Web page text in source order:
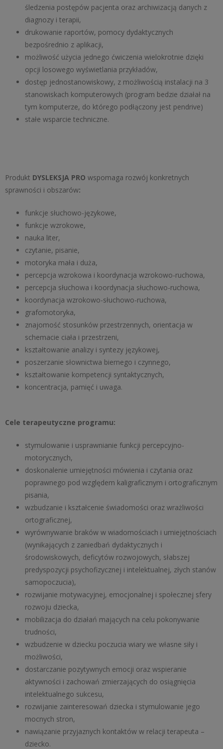
śledzenia postępów pacjenta oraz archiwizacją danych z
diagnozy i terapii,
drukowanie raportów, pomocy dydaktycznych
bezpośrednio z aplikacji,
możliwość użycia jednego ćwiczenia wielokrotnie dzięki
opcji losowego wyświetlania przykładów,
dostęp jednostanowiskowy, z możliwością instalacji na 3
stanowiskach komputerowych (program bedzie działał na
tym komputerze, do którego podłączony jest pendrive)
stałe wsparcie techniczne.
Produkt DYSLEKSJA PRO wspomaga rozwój konkretnych
sprawności i obszarów:
funkcje słuchowo-językowe,
funkcje wzrokowe,
nauka liter,
czytanie, pisanie,
motoryka mała i duża,
percepcja wzrokowa i koordynacja wzrokowo-ruchowa,
percepcja słuchowa i koordynacja słuchowo-ruchowa,
koordynacja wzrokowo-słuchowo-ruchowa,
grafomotoryka,
znajomość stosunków przestrzennych, orientacja w
schemacie ciała i przestrzeni,
kształtowanie analizy i syntezy językowej,
poszerzanie słownictwa biernego i czynnego,
kształtowanie kompetencji syntaktycznych,
koncentracja, pamięć i uwaga.
Cele terapeutyczne programu:
stymulowanie i usprawnianie funkcji percepcyjno-
motorycznych,
doskonalenie umiejętności mówienia i czytania oraz
poprawnego pod względem kaligraficznym i ortograficznym
pisania,
wzbudzanie i kształcenie świadomości oraz wrażliwości
ortograficznej,
wyrównywanie braków w wiadomościach i umiejętnościach
(wynikających z zaniedbań dydaktycznych i
środowiskowych, deficytów rozwojowych, słabszej
predyspozycji psychofizycznej i intelektualnej, złych stanów
samopoczucia),
rozwijanie motywacyjnej, emocjonalnej i społecznej sfery
rozwoju dziecka,
mobilizacja do działań mających na celu pokonywanie
trudności,
wzbudzenie w dziecku poczucia wiary we własne siły i
możliwości,
dostarczanie pozytywnych emocji oraz wspieranie
aktywności i zachowań zmierzających do osiągnięcia
intelektualnego sukcesu,
rozwijanie zainteresowań dziecka i stymulowanie jego
mocnych stron,
nawiązanie przyjaznych kontaktów w relacji terapeuta –
dziecko.